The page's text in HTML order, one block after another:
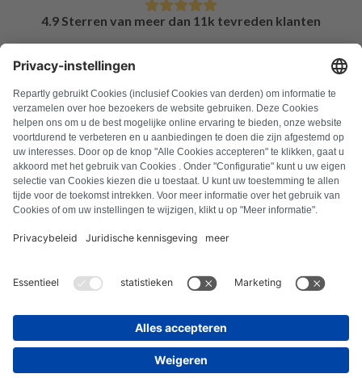
4.9 Sterren van meer dan 11k tevreden klanten
FAQ
Alle foutcodes
Over ons
Druk op
Colofon
Algemene voorwaarden
Cookiebeleid
Contract herroepen